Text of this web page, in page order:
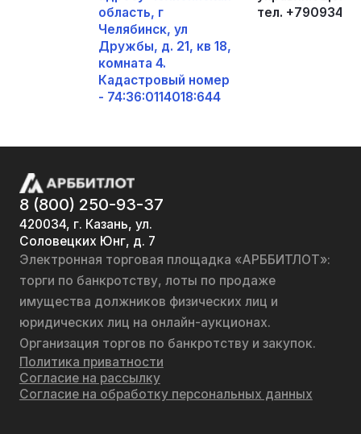
область, г
Челябинск, ул
Дружбы, д. 21, кв 18,
комната 4.
Кадастровый номер
- 74:36:0114018:644
тел.
8 (800) 250-93-37
420034, г. Казань, ул.
Соловецких Юнг, д. 7
Электронная торговая площадка «АРББИТЛОТ»:
торги по банкротству, лоты по продаже
имущества должников физических лиц и
юридических лиц на онлайн-аукционах.
Организация торгов по банкротству и закупок.
Политика приватности
Согласие на рассылку
Согласие на обработку персональных данных